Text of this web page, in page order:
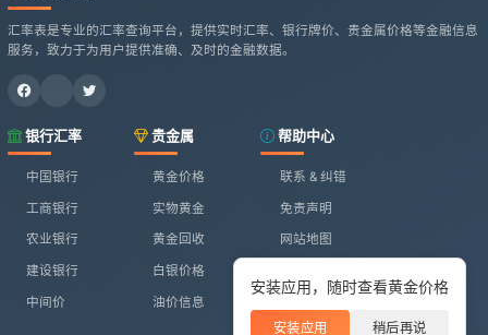
安装应用，随时查看黄金价格
安装应用 稍后再说
汇率表是专业的汇率查询平台，提供实时汇率、银行牌价、贵金属价格等金融信息
服务，致力于为用户提供准确、及时的金融数据。
银行汇率
中国银行
工商银行
农业银行
建设银行
中间价
贵金属
黄金价格
实物黄金
黄金回收
白银价格
油价信息
帮助中心
联系 & 纠错
免责声明
网站地图